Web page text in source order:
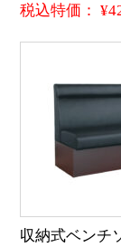
税込特価：
収納式ベンチ